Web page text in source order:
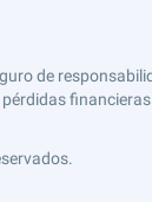
de